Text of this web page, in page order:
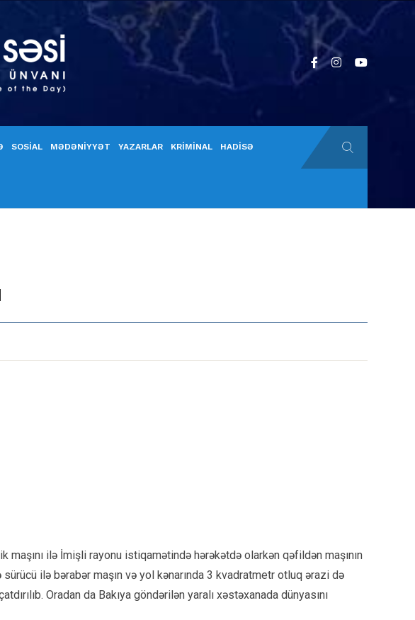
SOSİAL MƏDƏNİYYƏT YAZARLAR KRİMİNAL HADİSƏ
ilə İmişli rayonu istiqamətində hərəkətdə olarkən qəfildən maşının
ilə bərabər maşın və yol kənarında 3 kvadratmetr otluq ərazi də
Oradan da Bakıya göndərilən yaralı xəstəxanada dünyasını